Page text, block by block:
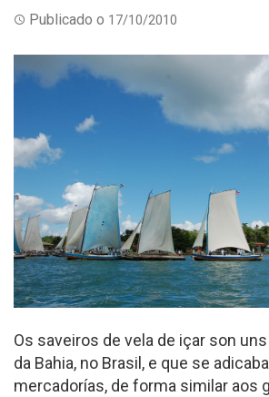
Publicado o 17/10/2010
Os saveiros de vela de içar son
da Bahia, no Brasil, e que se
mercadorías, de forma similar aos